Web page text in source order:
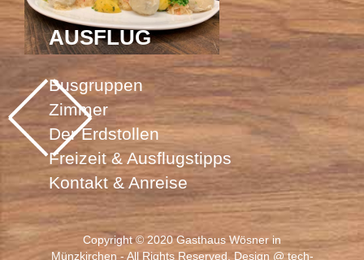
AUSFLUG
Busgruppen
Zimmer
Der Erdstollen
Freizeit & Ausflugstipps
Kontakt & Anreise
Copyright © 2020 Gasthaus Wösner in
Münzkirchen - All Rights Reserved. Design @tech-